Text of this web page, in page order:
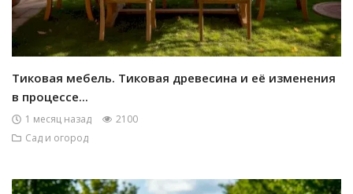
Тиковая мебель. Тиковая древесина и её изменения
в процессе...
1 месяц назад
2100
Сад и огород